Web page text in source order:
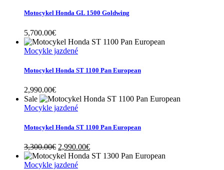
Motocykel Honda GL 1500 Goldwing
5,700.00€
Mocykle jazdené
Motocykel Honda ST 1100 Pan European
2,990.00€
Sale
Mocykle jazdené
Motocykel Honda ST 1100 Pan European
3,300.00€ Original
price
was:
2,990.00€Current
price
Mocykle jazdené